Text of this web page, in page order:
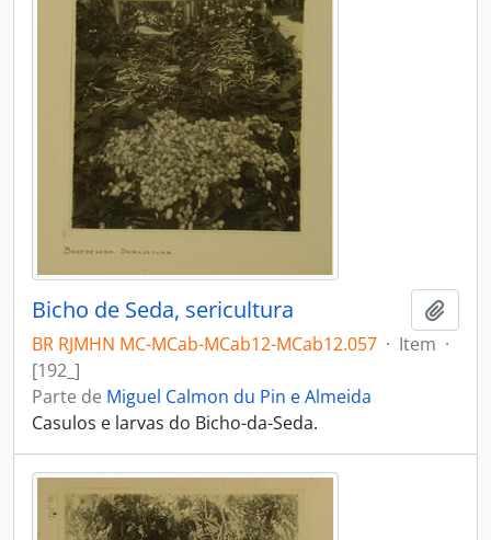
Bicho de Seda, sericultura
BR RJMHN MC-MCab-MCab12-MCab12.057 · Item ·
[192_]
Parte de Miguel Calmon du Pin e Almeida
Casulos e larvas do Bicho-da-Seda.